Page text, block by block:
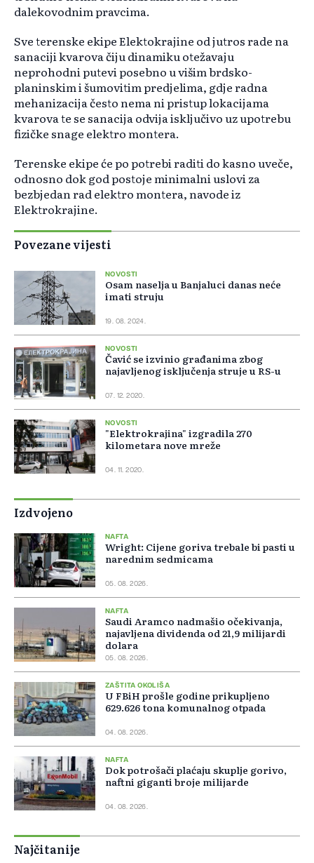
dalekovodnim pravcima.
Sve terenske ekipe Elektokrajine od jutros rade na
sanaciji kvarova čiju dinamiku otežavaju
neprohodni putevi posebno u višim brdsko-
planinskim i šumovitim predjelima, gdje radna
mehanizacija često nema ni pristup lokacijama
kvarova te se sanacija odvija isključivo uz upotrebu
fizičke snage elektro montera.
Terenske ekipe će po potrebi raditi do kasno uveče,
odnosno dok god postoje minimalni uslovi za
bezbjedan rad elektro montera, navode iz
Elektrokrajine.
Povezane vijesti
NOVOSTI
Osam naselja u Banjaluci danas neće
imati struju
19. 08. 2024.
NOVOSTI
Čavić se izvinio građanima zbog
najavljenog isključenja struje u RS-u
07. 12. 2020.
NOVOSTI
"Elektrokrajina" izgradila 270
kilometara nove mreže
04. 11. 2020.
Izdvojeno
NAFTA
Wright: Cijene goriva trebale bi pasti u
narednim sedmicama
05. 08. 2026.
NAFTA
Saudi Aramco nadmašio očekivanja,
najavljena dividenda od 21,9 milijardi
dolara
05. 08. 2026.
ZAŠTITA OKOLIŠA
U FBiH prošle godine prikupljeno
629.626 tona komunalnog otpada
04. 08. 2026.
NAFTA
Dok potrošači plaćaju skuplje gorivo,
naftni giganti broje milijarde
04. 08. 2026.
Najčitanije